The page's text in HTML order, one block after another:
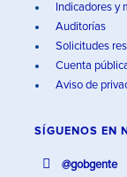
Indicadores y
Auditorías
Solicitudes
Cuenta
Aviso de
SÍGUENOS EN
@gobgente